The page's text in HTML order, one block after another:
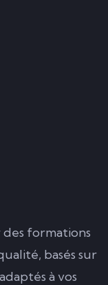
formations
basés sur
à vos